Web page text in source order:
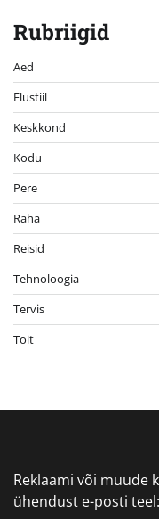
Rubriigid
Aed
Elustiil
Keskkond
Kodu
Pere
Raha
Reisid
Tehnoloogia
Tervis
Toit
Reklaami või muude
ühendust e-posti teel: